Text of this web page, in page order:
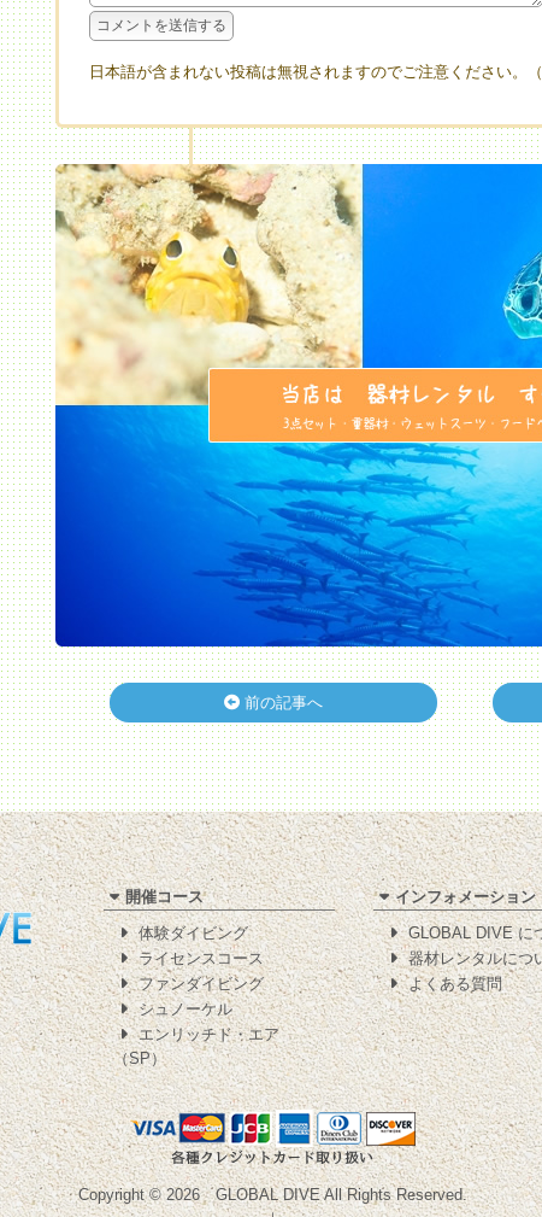
日本語が含まれない投稿は無視されますのでご注意ください。
前の記事へ
開催コース
体験ダイビング
ライセンスコース
ファンダイビング
シュノーケル
エンリッチド・エア
（SP）
インフォメーション
GLOBAL DIVE に
器材レンタルにつ
よくある質問
Copyright © 2026GLOBAL DIVEAll Rights Reserved.